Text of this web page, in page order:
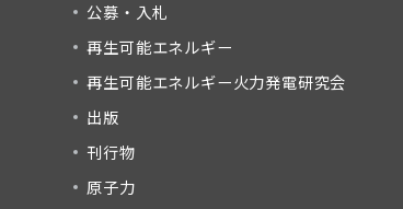
公募・入札
再生可能エネルギー
再生可能エネルギー火力発電研究会
出版
刊行物
原子力